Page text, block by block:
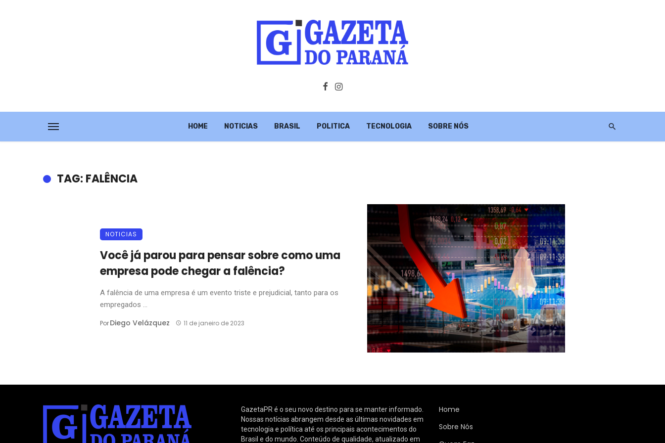
HOME NOTICIAS BRASIL POLITICA TECNOLOGIA SOBRE NÓS
TAG: FALÊNCIA
NOTICIAS
Você já parou para pensar sobre como uma
empresa pode chegar a falência?
A falência de uma empresa é um evento triste e prejudicial, tanto para os
empregados ...
PorDiego Velázquez 11 de janeiro de 2023
GazetaPR é o seu novo destino para se manter informado.
Nossas notícias abrangem desde as últimas novidades em
tecnologia e política até os principais acontecimentos do
Brasil e do mundo. Conteúdo de qualidade, atualizado em
Home
Sobre Nós